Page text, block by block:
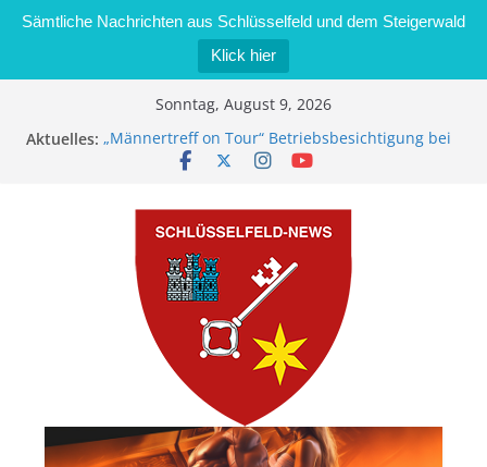
Sämtliche Nachrichten aus Schlüsselfeld und dem Steigerwald
Klick hier
Sonntag, August 9, 2026
Aktuelles: „Männertreff on Tour“ Betriebsbesichtigung bei
der Schreinerei Zimmermann GmbH
Brand in Sägewerk in Bernroth schnell unter
Kontrolle
Stadt Schlüsselfeld bietet Online-Anmeldung für
Kindergartenplätze an
Dieseldiebstahl im Wert von 600 Euro